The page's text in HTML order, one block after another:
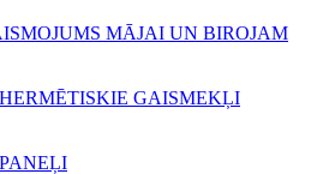
MĀJAI UN BIROJAM
GAISMEKĻI